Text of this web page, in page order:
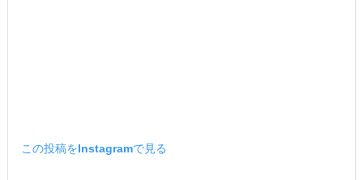
この投稿をInstagramで見る